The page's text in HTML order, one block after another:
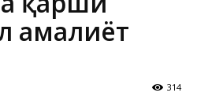
амалиёт
314